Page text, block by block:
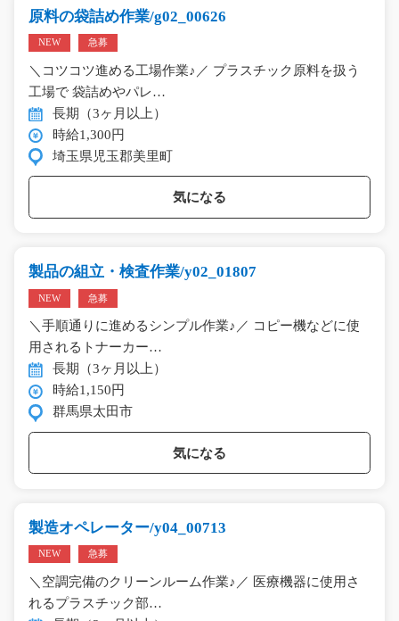
原料の袋詰め作業/g02_00626
NEW 急募
＼コツコツ進める工場作業♪／ プラスチック原料を扱う
工場で 袋詰めやパレ…
長期（3ヶ月以上）
時給1,300円
埼玉県児玉郡美里町
気になる
製品の組立・検査作業/y02_01807
NEW 急募
＼手順通りに進めるシンプル作業♪／ コピー機などに使
用されるトナーカー…
長期（3ヶ月以上）
時給1,150円
群馬県太田市
気になる
製造オペレーター/y04_00713
NEW 急募
＼空調完備のクリーンルーム作業♪／ 医療機器に使用さ
れるプラスチック部…